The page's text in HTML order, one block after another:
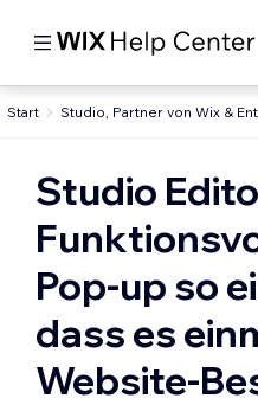
Start Studio, Partner von Wix &
Studio
Pop-up so
dass es
Website-